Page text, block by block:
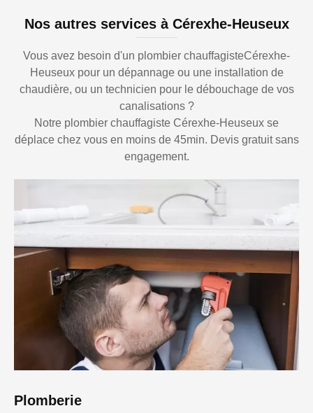
Nos autres services à Cérexhe-Heuseux
Vous avez besoin d'un plombier chauffagisteCérexhe-
Heuseux pour un dépannage ou une installation de
chaudière, ou un technicien pour le débouchage de vos
canalisations ?
Notre plombier chauffagiste Cérexhe-Heuseux se
déplace chez vous en moins de 45min. Devis gratuit sans
engagement.
Plomberie